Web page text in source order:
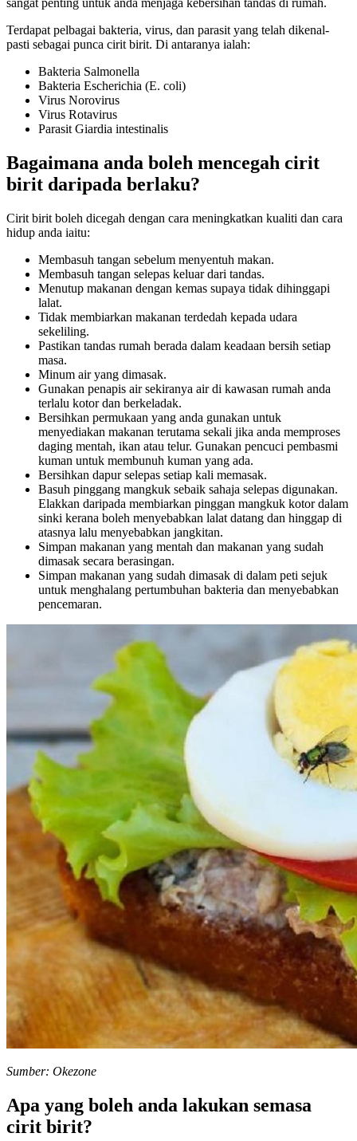
sangat penting untuk anda menjaga kebersihan tandas di rumah.
Terdapat pelbagai bakteria, virus, dan parasit yang telah dikenal-
pasti sebagai punca cirit birit. Di antaranya ialah:
Bakteria Salmonella
Bakteria Escherichia (E. coli)
Virus Norovirus
Virus Rotavirus
Parasit Giardia intestinalis
Bagaimana anda boleh mencegah cirit
birit daripada berlaku?
Cirit birit boleh dicegah dengan cara meningkatkan kualiti dan cara
hidup anda iaitu:
Membasuh tangan sebelum menyentuh makan.
Membasuh tangan selepas keluar dari tandas.
Menutup makanan dengan kemas supaya tidak dihinggapi
lalat.
Tidak membiarkan makanan terdedah kepada udara
sekeliling.
Pastikan tandas rumah berada dalam keadaan bersih setiap
masa.
Minum air yang dimasak.
Gunakan penapis air sekiranya air di kawasan rumah anda
terlalu kotor dan berkeladak.
Bersihkan permukaan yang anda gunakan untuk
menyediakan makanan terutama sekali jika anda memproses
daging mentah, ikan atau telur. Gunakan pencuci pembasmi
kuman untuk membunuh kuman yang ada.
Bersihkan dapur selepas setiap kali memasak.
Basuh pinggang mangkuk sebaik sahaja selepas digunakan.
Elakkan daripada membiarkan pinggan mangkuk kotor dalam
sinki kerana boleh menyebabkan lalat datang dan hinggap di
atasnya lalu menyebabkan jangkitan.
Simpan makanan yang mentah dan makanan yang sudah
dimasak secara berasingan.
Simpan makanan yang sudah dimasak di dalam peti sejuk
untuk menghalang pertumbuhan bakteria dan menyebabkan
pencemaran.
Sumber: Okezone
Apa yang boleh anda lakukan semasa
cirit birit?